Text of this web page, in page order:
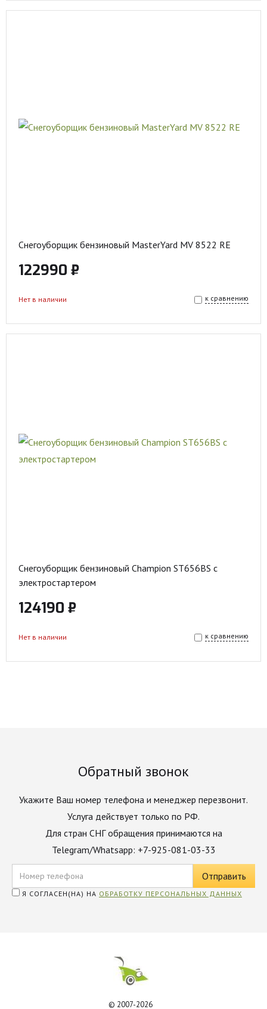
Снегоуборщик бензиновый MasterYard MV 8522 RE
122990 ₽
к сравнению
Нет в наличии
Снегоуборщик бензиновый Champion ST656BS с
электростартером
124190 ₽
к сравнению
Нет в наличии
Обратный звонок
Укажите Ваш номер телефона и менеджер перезвонит.
Услуга действует только по РФ.
Для стран СНГ обращения принимаются на
Telegram/Whatsapp: +7-925-081-03-33
Я СОГЛАСЕН(НА) НА ОБРАБОТКУ ПЕРСОНАЛЬНЫХ ДАННЫХ
© 2007-2026